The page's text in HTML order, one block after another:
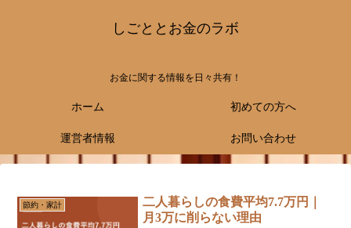
しごととお金のラボ
お金に関する情報を日々共有！
ホーム 初めての方へ
運営者情報 お問い合わせ
節約・家計
二人暮らしの食費平均7.7万円｜
月3万に削らない理由